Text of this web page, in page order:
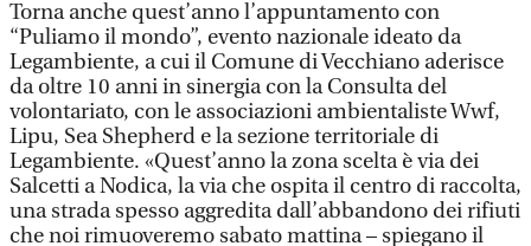
Torna anche quest’anno l’appuntamento con
“Puliamo il mondo”, evento nazionale ideato da
Legambiente, a cui il Comune di Vecchiano aderisce
da oltre 10 anni in sinergia con la Consulta del
volontariato, con le associazioni ambientaliste Wwf,
Lipu, Sea Shepherd e la sezione territoriale di
Legambiente. «Quest’anno la zona scelta è via dei
Salcetti a Nodica, la via che ospita il centro di raccolta,
una strada spesso aggredita dall’abbandono dei rifiuti
che noi rimuoveremo sabato mattina – spiegano il